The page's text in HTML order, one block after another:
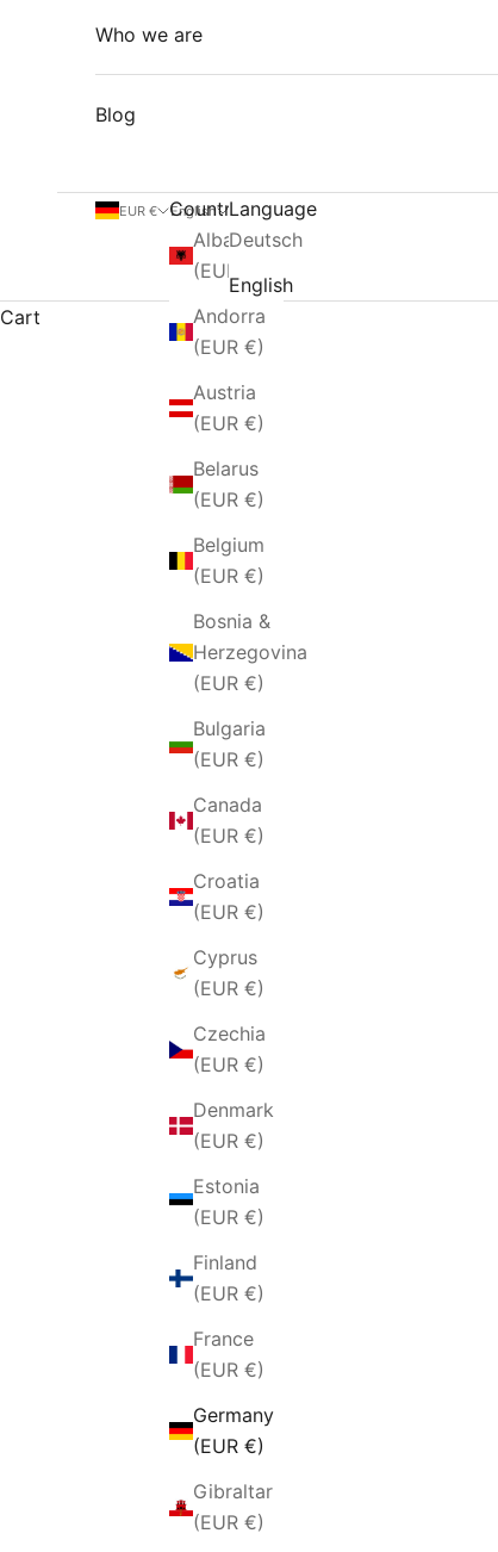
Who we are
Blog
EUR €
Country
Albania
Andorra
(EUR €)
Austria
(EUR €)
Belarus
(EUR €)
Belgium
(EUR €)
Bosnia &
Herzegovina
(EUR €)
Bulgaria
(EUR €)
Canada
(EUR €)
Croatia
(EUR €)
Cyprus
(EUR €)
Czechia
(EUR €)
Denmark
(EUR €)
Estonia
(EUR €)
Finland
(EUR €)
France
(EUR €)
Germany
(EUR €)
Gibraltar
(EUR €)
English
Language
Deutsch
English
Cart